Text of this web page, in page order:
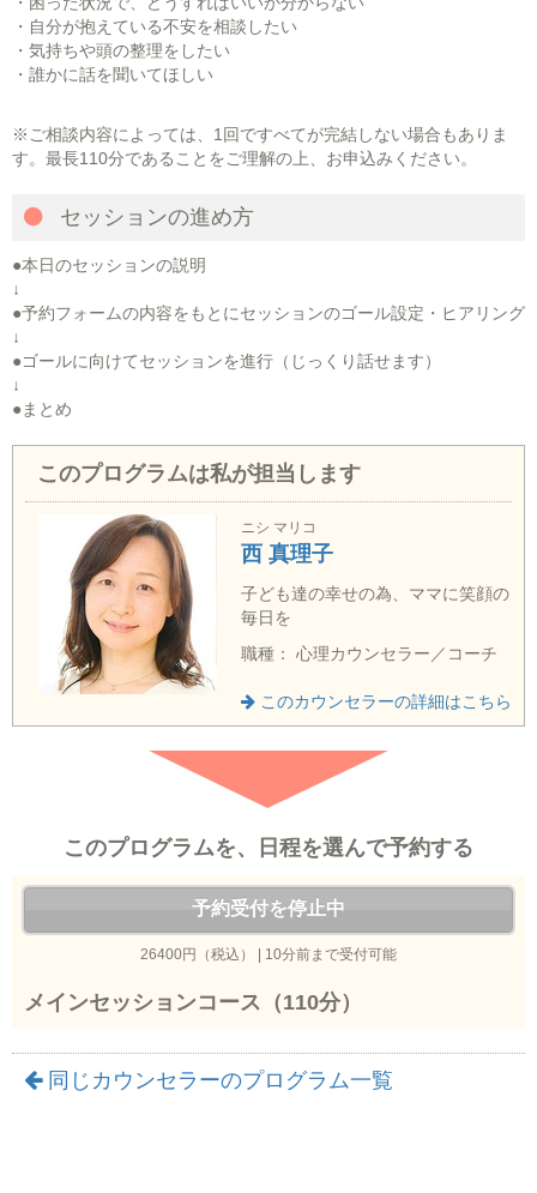
・自分が抱えている不安を相談したい
・気持ちや頭の整理をしたい
・誰かに話を聞いてほしい
※ご相談内容によっては、1回ですべてが完結しない場合もありま
す。最長110分であることをご理解の上、お申込みください。
セッションの進め方
●本日のセッションの説明
↓
●予約フォームの内容をもとにセッションのゴール設定・ヒアリング
↓
●ゴールに向けてセッションを進行（じっくり話せます）
↓
●まとめ
このプログラムは私が担当します
ニシ マリコ
西 真理子
子ども達の幸せの為、ママに笑顔の
毎日を
職種： 心理カウンセラー／コーチ
このカウンセラーの詳細はこちら
このプログラムを、日程を選んで予約する
予約受付を停止中
26400円（税込） | 10分前まで受付可能
メインセッションコース（110分）
同じカウンセラーのプログラム一覧